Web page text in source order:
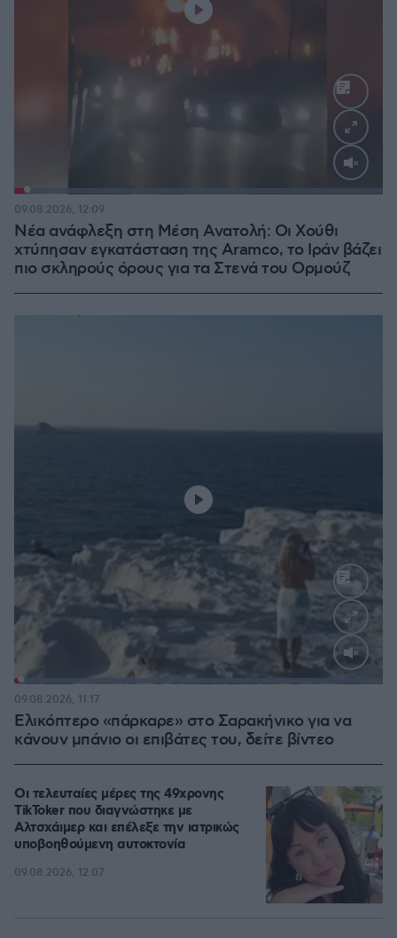
Νέα ανάφλεξη στη Μέση Ανατολή: Οι Χούθι
χτύπησαν εγκατάσταση της Aramco, το Ιράν βάζει
πιο σκληρούς όρους για τα Στενά του Ορμούζ
09.08.2026, 12:09
Loaded:
Ελικόπτερο «πάρκαρε» στο Σαρακήνικο για να
κάνουν μπάνιο οι επιβάτες του, δείτε βίντεο
09.08.2026, 11:17
Οι τελευταίες μέρες της 49χρονης
TikToker που διαγνώστηκε με
Αλτσχάιμερ και επέλεξε την ιατρικώς
υποβοηθούμενη αυτοκτονία
09.08.2026, 12:07